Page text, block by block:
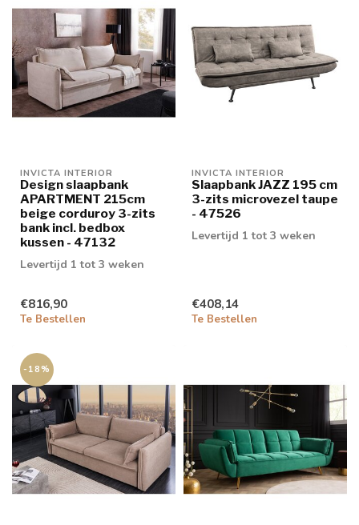
INVICTA INTERIOR
Design slaapbank
APARTMENT 215cm
beige corduroy 3-zits
bank incl. bedbox
kussen - 47132
Levertijd 1 tot 3 weken
€816,90
Te Bestellen
INVICTA INTERIOR
Slaapbank JAZZ 195 cm
3-zits microvezel taupe
- 47526
Levertijd 1 tot 3 weken
€408,14
Te Bestellen
-18%